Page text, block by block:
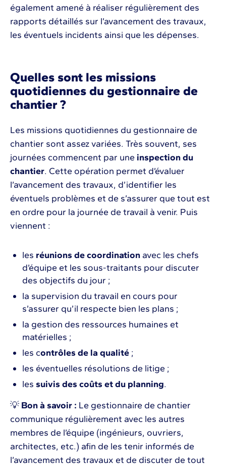
également amené à réaliser régulièrement des
rapports détaillés sur l’avancement des travaux,
les éventuels incidents ainsi que les dépenses.
Quelles sont les missions
quotidiennes du gestionnaire de
chantier ?
Les missions quotidiennes du gestionnaire de
chantier sont assez variées. Très souvent, ses
journées commencent par une inspection du
chantier. Cette opération permet d’évaluer
l’avancement des travaux, d’identifier les
éventuels problèmes et de s’assurer que tout est
en ordre pour la journée de travail à venir. Puis
viennent :
les réunions de coordination avec les chefs
d’équipe et les sous-traitants pour discuter
des objectifs du jour ;
la supervision du travail en cours pour
s’assurer qu’il respecte bien les plans ;
la gestion des ressources humaines et
matérielles ;
les contrôles de la qualité ;
les éventuelles résolutions de litige ;
les suivis des coûts et du planning.
💡 Bon à savoir : Le gestionnaire de chantier
communique régulièrement avec les autres
membres de l’équipe (ingénieurs, ouvriers,
architectes, etc.) afin de les tenir informés de
l’avancement des travaux et de discuter de tout